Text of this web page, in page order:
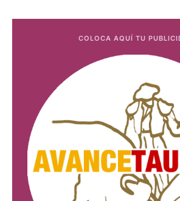
COLOCA AQUÍ TU